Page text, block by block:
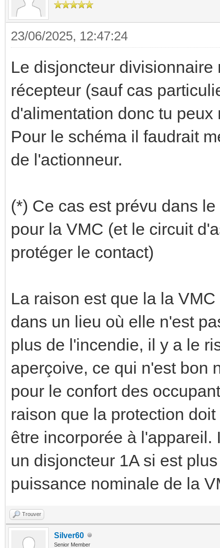
23/06/2025, 12:47:24
Le disjoncteur
récepteur (sauf cas
d'alimentation donc tu peux
Pour le schéma il faudrait
de l'actionneur.
(*) Ce cas est prévu dans
pour la VMC (et le circuit
protéger le contact)
La raison est que la la
dans un lieu où elle n'est
plus de l'incendie, il y a le
aperçoive, ce qui n'est bon
pour le confort des
raison que la protection
être incorporée à l'appareil.
un disjoncteur 1A si est
puissance nominale de la
Trouver
Silver60
Senior Member